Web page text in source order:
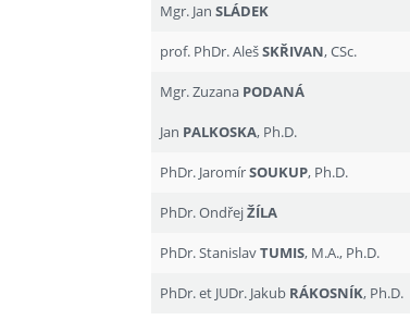
Mgr. JanSLÁDEK
prof. PhDr. AlešSKŘIVAN, CSc.
Mgr. Zuzana PODANÁ
Jan PALKOSKA, Ph.D.
PhDr. JaromírSOUKUP, Ph.D.
PhDr. OndřejŽÍLA
PhDr. StanislavTUMIS, M.A., Ph.D.
PhDr. et JUDr. Jakub RÁKOSNÍK, Ph.D.